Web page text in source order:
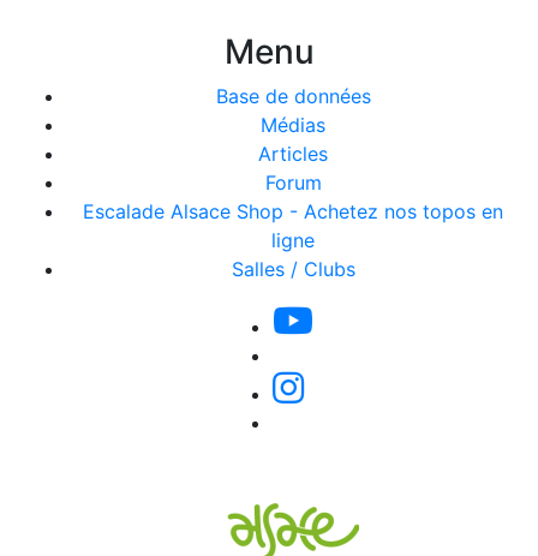
Menu
Base de données
Médias
Articles
Forum
Escalade Alsace Shop - Achetez nos topos en
ligne
Salles / Clubs